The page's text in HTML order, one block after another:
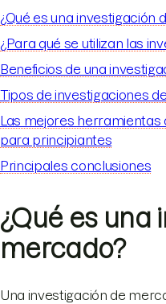
¿Qué es una investigación
¿Para qué se utilizan las
Beneficios de una
Tipos de investigaciones
Las mejores
para principiantes
Principales conclusiones
¿Qué es una
mercado?
Una investigación de